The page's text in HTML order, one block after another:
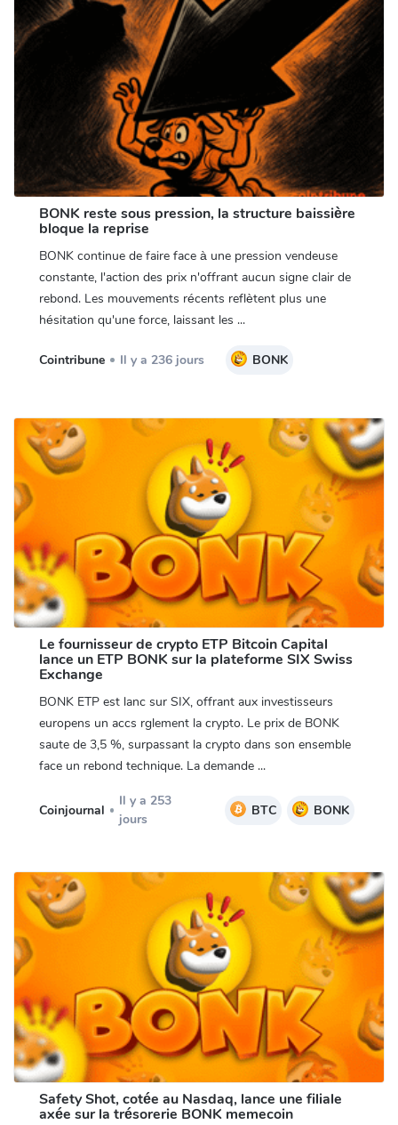
BONK reste sous pression, la structure baissière
bloque la reprise
BONK continue de faire face à une pression vendeuse
constante, l'action des prix n'offrant aucun signe clair de
rebond. Les mouvements récents reflètent plus une
hésitation qu'une force, laissant les ...
Cointribune Il y a 236 jours BONK
Le fournisseur de crypto ETP Bitcoin Capital
lance un ETP BONK sur la plateforme SIX Swiss
Exchange
BONK ETP est lanc sur SIX, offrant aux investisseurs
europens un accs rglement la crypto. Le prix de BONK
saute de 3,5 %, surpassant la crypto dans son ensemble
face un rebond technique. La demande ...
Coinjournal
Il y a 253
jours
BTC BONK
Safety Shot, cotée au Nasdaq, lance une filiale
axée sur la trésorerie BONK memecoin